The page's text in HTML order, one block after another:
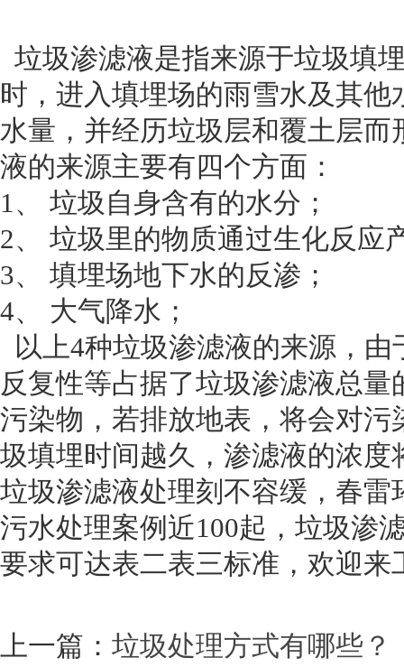
垃圾渗滤液是指来源于垃圾填
时，进入填埋场的雨雪水及其
水量，并经历垃圾层和覆土层
液的来源主要有四个方面：
1、 垃圾自身含有的水分；
2、 垃圾里的物质通过生化反应
3、 填埋场地下水的反渗；
4、 大气降水；
以上4种垃圾渗滤液的来源，
反复性等占据了垃圾渗滤液总
污染物，若排放地表，将会对
圾填埋时间越久，渗滤液的浓
垃圾渗滤液处理刻不容缓，春
污水处理案例近100起，垃圾渗
要求可达表二表三标准，欢迎来
上一篇： 垃圾处理方式有哪些？